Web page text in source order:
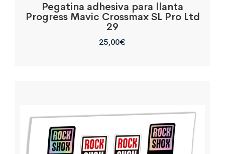
Pegatina adhesiva para llanta
Progress Mavic Crossmax SL Pro Ltd
29
25,00€